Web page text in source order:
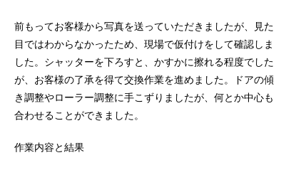
前もってお客様から写真を送っていただきましたが、見た
目ではわからなかったため、現場で仮付けをして確認しま
した。シャッターを下ろすと、かすかに擦れる程度でした
が、お客様の了承を得て交換作業を進めました。ドアの傾
き調整やローラー調整に手こずりましたが、何とか中心も
合わせることができました。
作業内容と結果